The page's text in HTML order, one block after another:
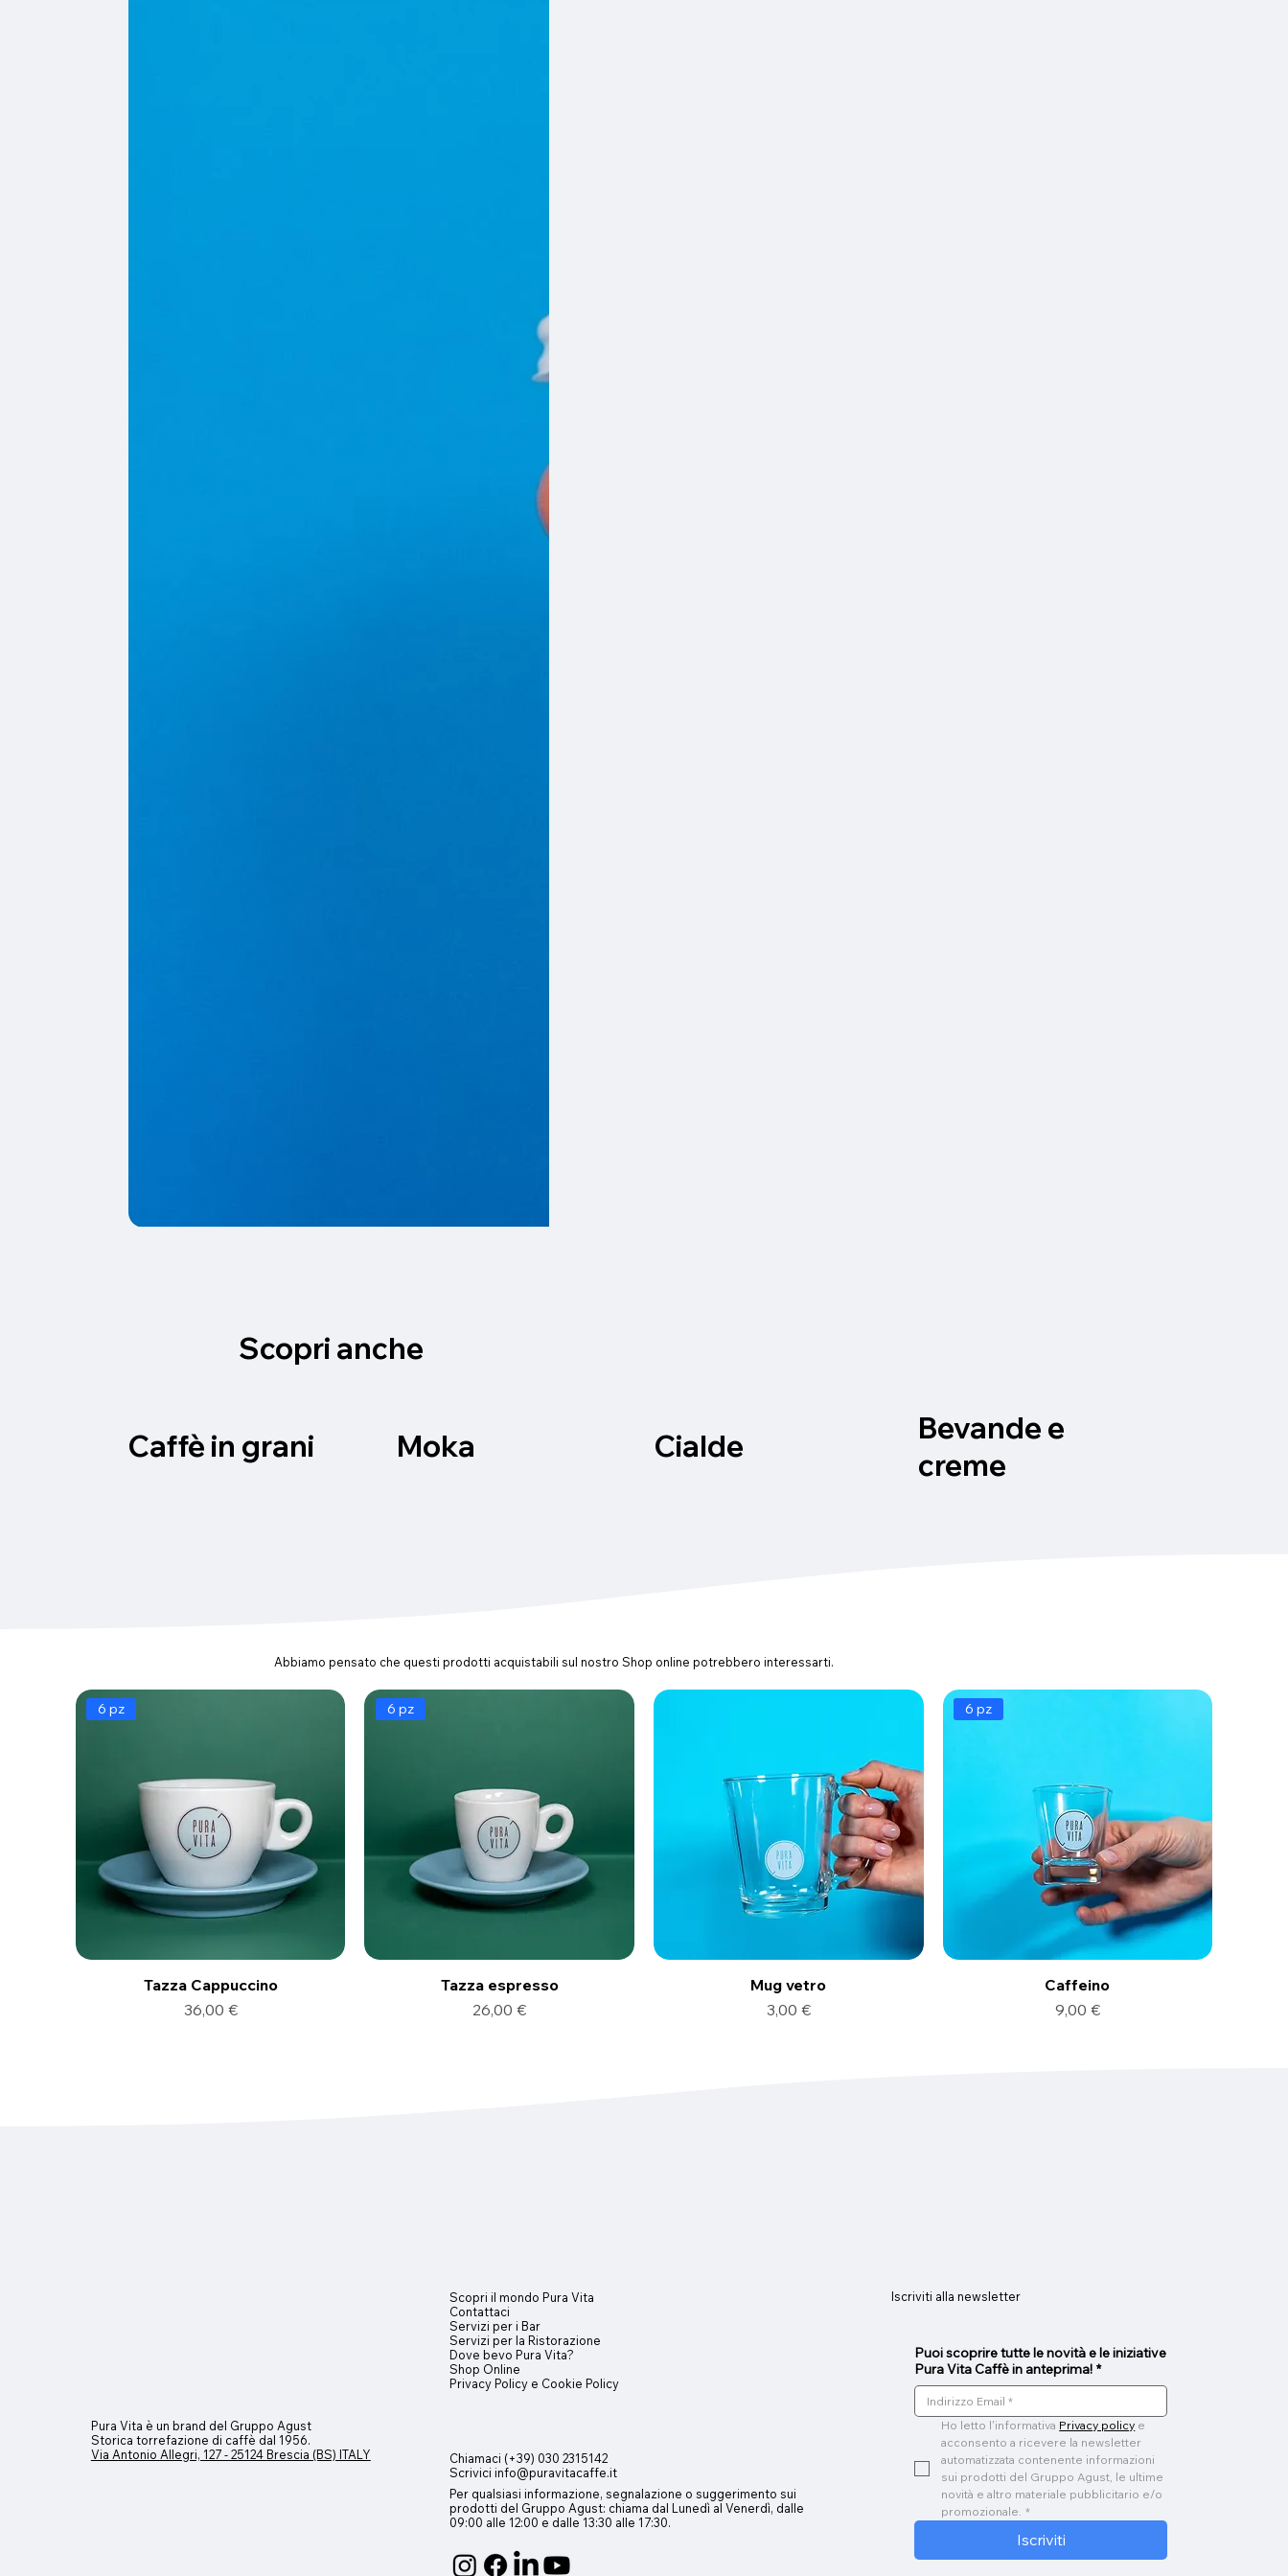
Scopri anche
Caffè in grani Moka Cialde
Bevande e
creme
Abbiamo pensato che questi prodotti acquistabili sul nostro Shop online potrebbero interessarti.
6 pz
Tazza Cappuccino
Prezzo
36,00 €
6 pz
Tazza espresso
Prezzo
26,00 €
Mug vetro
Prezzo
3,00 €
6 pz
Caffeino
Prezzo
9,00 €
Pura Vita è un brand del Gruppo Agust
Storica torrefazione di caffè dal 1956.
Via Antonio Allegri, 127 - 25124 Brescia (BS) ITALY
Iscriviti alla newsletter
Puoi scoprire tutte le novità e le iniziative
Pura Vita Caffè in anteprima! *
Ho letto l'informativa Privacy policy e
acconsento a ricevere la newsletter
automatizzata contenente informazioni
sui prodotti del Gruppo Agust, le ultime
novità e altro materiale pubblicitario e/o
promozionale. *
Iscriviti
Scopri il mondo Pura Vita
Contattaci
Servizi per i Bar
Servizi per la Ristorazione
Dove bevo Pura Vita?
Shop Online
Privacy Policy e Cookie Policy
Chiamaci (+39) 030 2315142
Scrivici info@puravitacaffe.it
Per qualsiasi informazione, segnalazione o suggerimento sui
prodotti del Gruppo Agust: chiama dal Lunedì al Venerdì, dalle
09:00 alle 12:00 e dalle 13:30 alle 17:30.